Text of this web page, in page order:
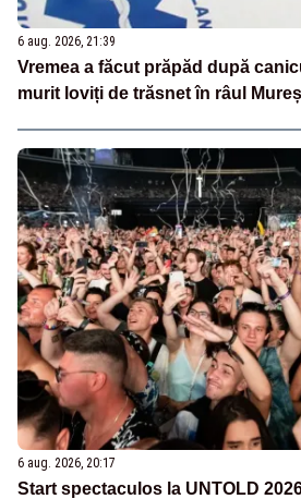
6 aug. 2026, 21:39
Vremea a făcut prăpăd după
murit loviți de trăsnet în râul Mureș
6 aug. 2026, 20:17
Start spectaculos la UNTOLD